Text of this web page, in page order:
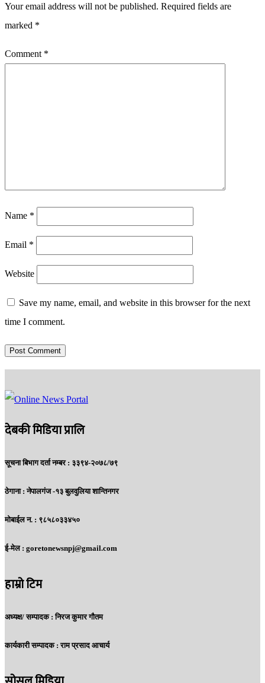
Your email address will not be published. Required fields are
marked *
Comment *
Name *
Email *
Website
Save my name, email, and website in this browser for the next
time I comment.
देबकी मिडिया प्रालि
सूचना बिभाग दर्ता नम्बर : ३३९४-२०७८/७९
ठेगाना :नेपालगंज -१३ बुलवुलिया शान्तिनगर
मोबाईल न. : ९८५८०३३४५०
ई-मेल : goretonewsnpj@gmail.com
हाम्रो टिम
अध्यक्ष/ सम्पादक : निरज कुमार गौतम
कार्यकारी सम्पादक : राम प्रसाद आचार्य